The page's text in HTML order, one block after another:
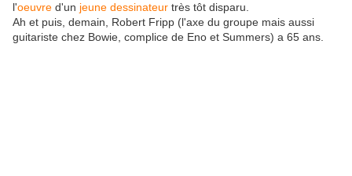
l'oeuvre d'un jeune dessinateur très tôt disparu.
Ah et puis, demain, Robert Fripp (l'axe du groupe mais aussi
guitariste chez Bowie, complice de Eno et Summers) a 65 ans.